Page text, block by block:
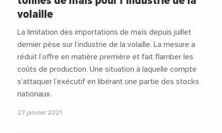
volaille
La limitation des importations de maïs depuis juillet
dernier pèse sur l’industrie de la volaille. La mesure a
réduit l’offre en matière première et fait flamber les
coûts de production. Une situation à laquelle compte
s’attaquer l’exécutif en libérant une partie des stocks
nationaux.
27 janvier 2021